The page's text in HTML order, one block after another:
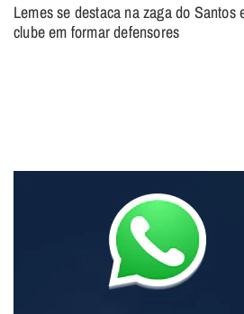
Lemes se destaca na zaga do Santos
clube em formar defensores